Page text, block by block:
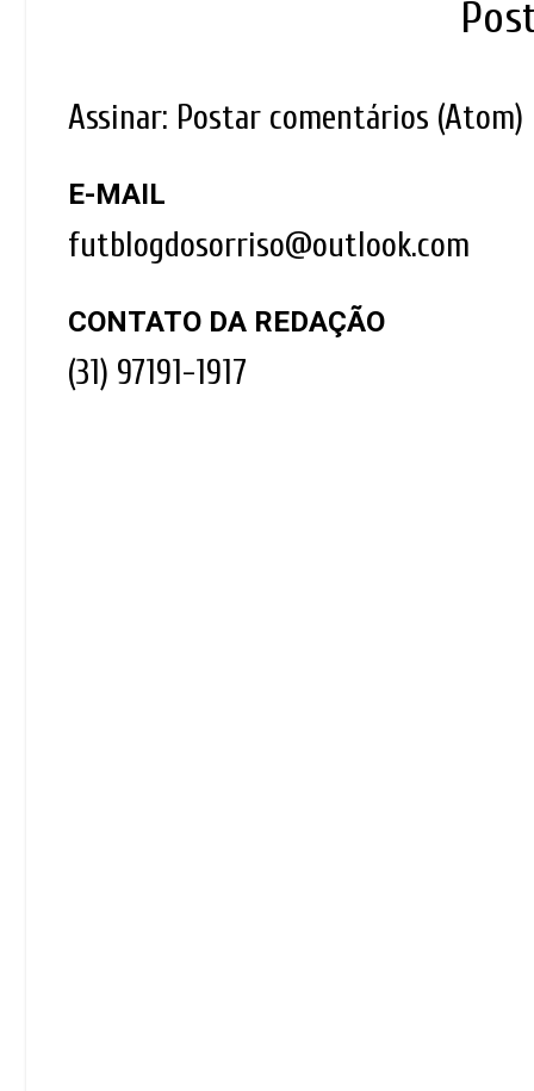
Assinar: Postar comentários (Atom)
E-MAIL
futblogdosorriso@outlook.com
CONTATO DA REDAÇÃO
(31) 97191-1917